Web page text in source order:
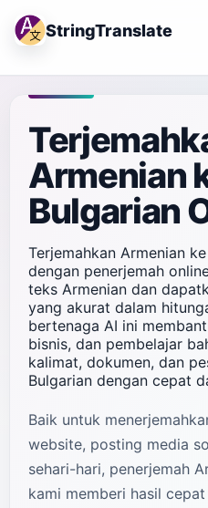
StringTranslate
Armenian
Bulgarian
Terjemahkan Armenian
dengan penerjemah
teks Armenian dan
yang akurat dalam
bertenaga AI ini
bisnis, dan pembelajar
kalimat, dokumen, dan
Bulgarian dengan cepat
Baik untuk
website, posting media
sehari-hari, penerjemah
kami memberi hasil